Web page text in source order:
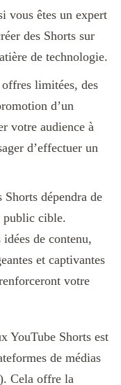
vous êtes un expert
des Shorts sur
de technologie.
limitées, des
d’un
votre audience à
d’effectuer un
dépendra de
public cible.
de contenu,
et captivantes
votre
YouTube Shorts est
de médias
Cela offre la